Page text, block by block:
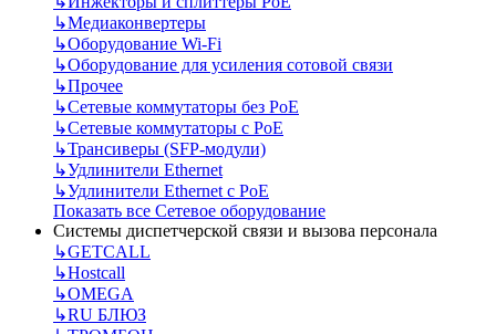
↳Медиаконвертеры
↳Оборудование Wi-Fi
↳Оборудование для усиления сотовой связи
↳Прочее
↳Сетевые коммутаторы без РоЕ
↳Сетевые коммутаторы с РоЕ
↳Трансиверы (SFP-модули)
↳Удлинители Ethernet
↳Удлинители Ethernet с PoE
Показать все Сетевое оборудование
Системы диспетчерской связи и вызова персонала
↳GETCALL
↳Hostcall
↳OMEGA
↳RU БЛЮЗ